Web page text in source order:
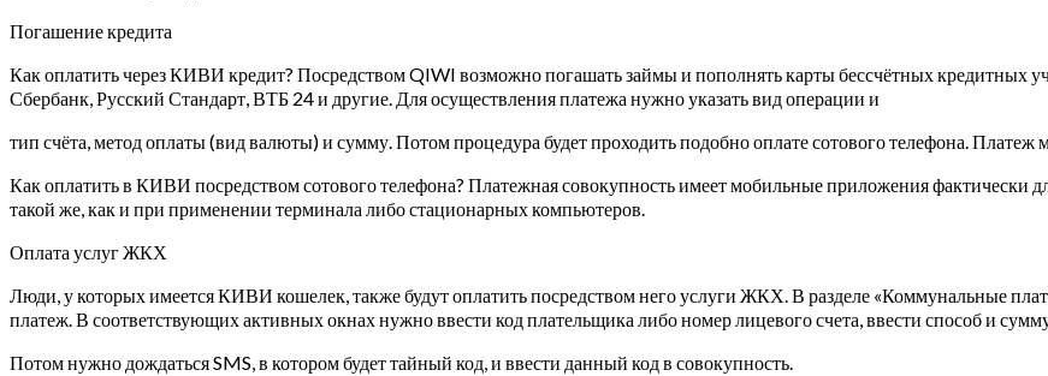
Погашение кредита
Как оплатить через КИВИ кредит? Посредством QIWI возможно погашать займы и пополнять карты бессчётных кредитных
Сбербанк, Русский Стандарт, ВТБ 24 и другие. Для осуществления платежа нужно указать вид операции и
тип счёта, метод оплаты (вид валюты) и сумму. Потом процедура будет проходить подобно оплате сотового телефона. Платеж
Как оплатить в КИВИ посредством сотового телефона? Платежная совокупность имеет мобильные приложения фактически
такой же, как и при применении терминала либо стационарных компьютеров.
Оплата услуг ЖКХ
Люди, у которых имеется КИВИ кошелек, также будут оплатить посредством него услуги ЖКХ. В разделе «Коммунальные
платеж. В соответствующих активных окнах нужно ввести код плательщика либо номер лицевого счета, ввести способ и
Потом нужно дождаться SMS, в котором будет тайный код, и ввести данный код в совокупность.